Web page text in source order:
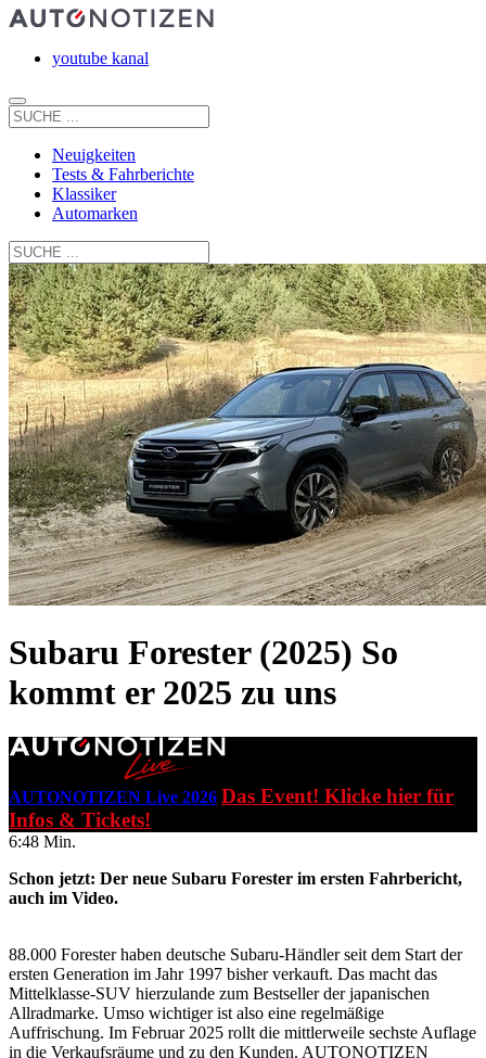
youtube kanal
Neuigkeiten
Tests & Fahrberichte
Klassiker
Automarken
Subaru Forester (2025) So
kommt er 2025 zu uns
AUTONOTIZEN Live 2026 Das Event! Klicke hier für
Infos & Tickets!
6:48 Min.
Schon jetzt: Der neue Subaru Forester im ersten Fahrbericht,
auch im Video.
88.000 Forester haben deutsche Subaru-Händler seit dem Start der
ersten Generation im Jahr 1997 bisher verkauft. Das macht das
Mittelklasse-SUV hierzulande zum Bestseller der japanischen
Allradmarke. Umso wichtiger ist also eine regelmäßige
Auffrischung. Im Februar 2025 rollt die mittlerweile sechste Auflage
in die Verkaufsräume und zu den Kunden. AUTONOTIZEN